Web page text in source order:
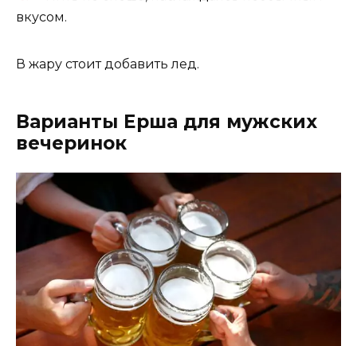
вкусом.
В жару стоит добавить лед.
Варианты Ерша для мужских
вечеринок